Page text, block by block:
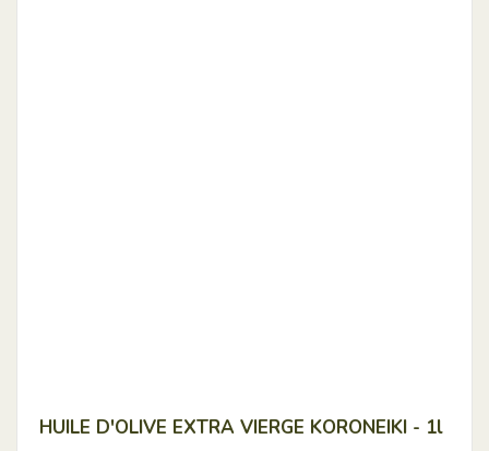
HUILE D'OLIVE EXTRA VIERGE KORONEIKI - 1l